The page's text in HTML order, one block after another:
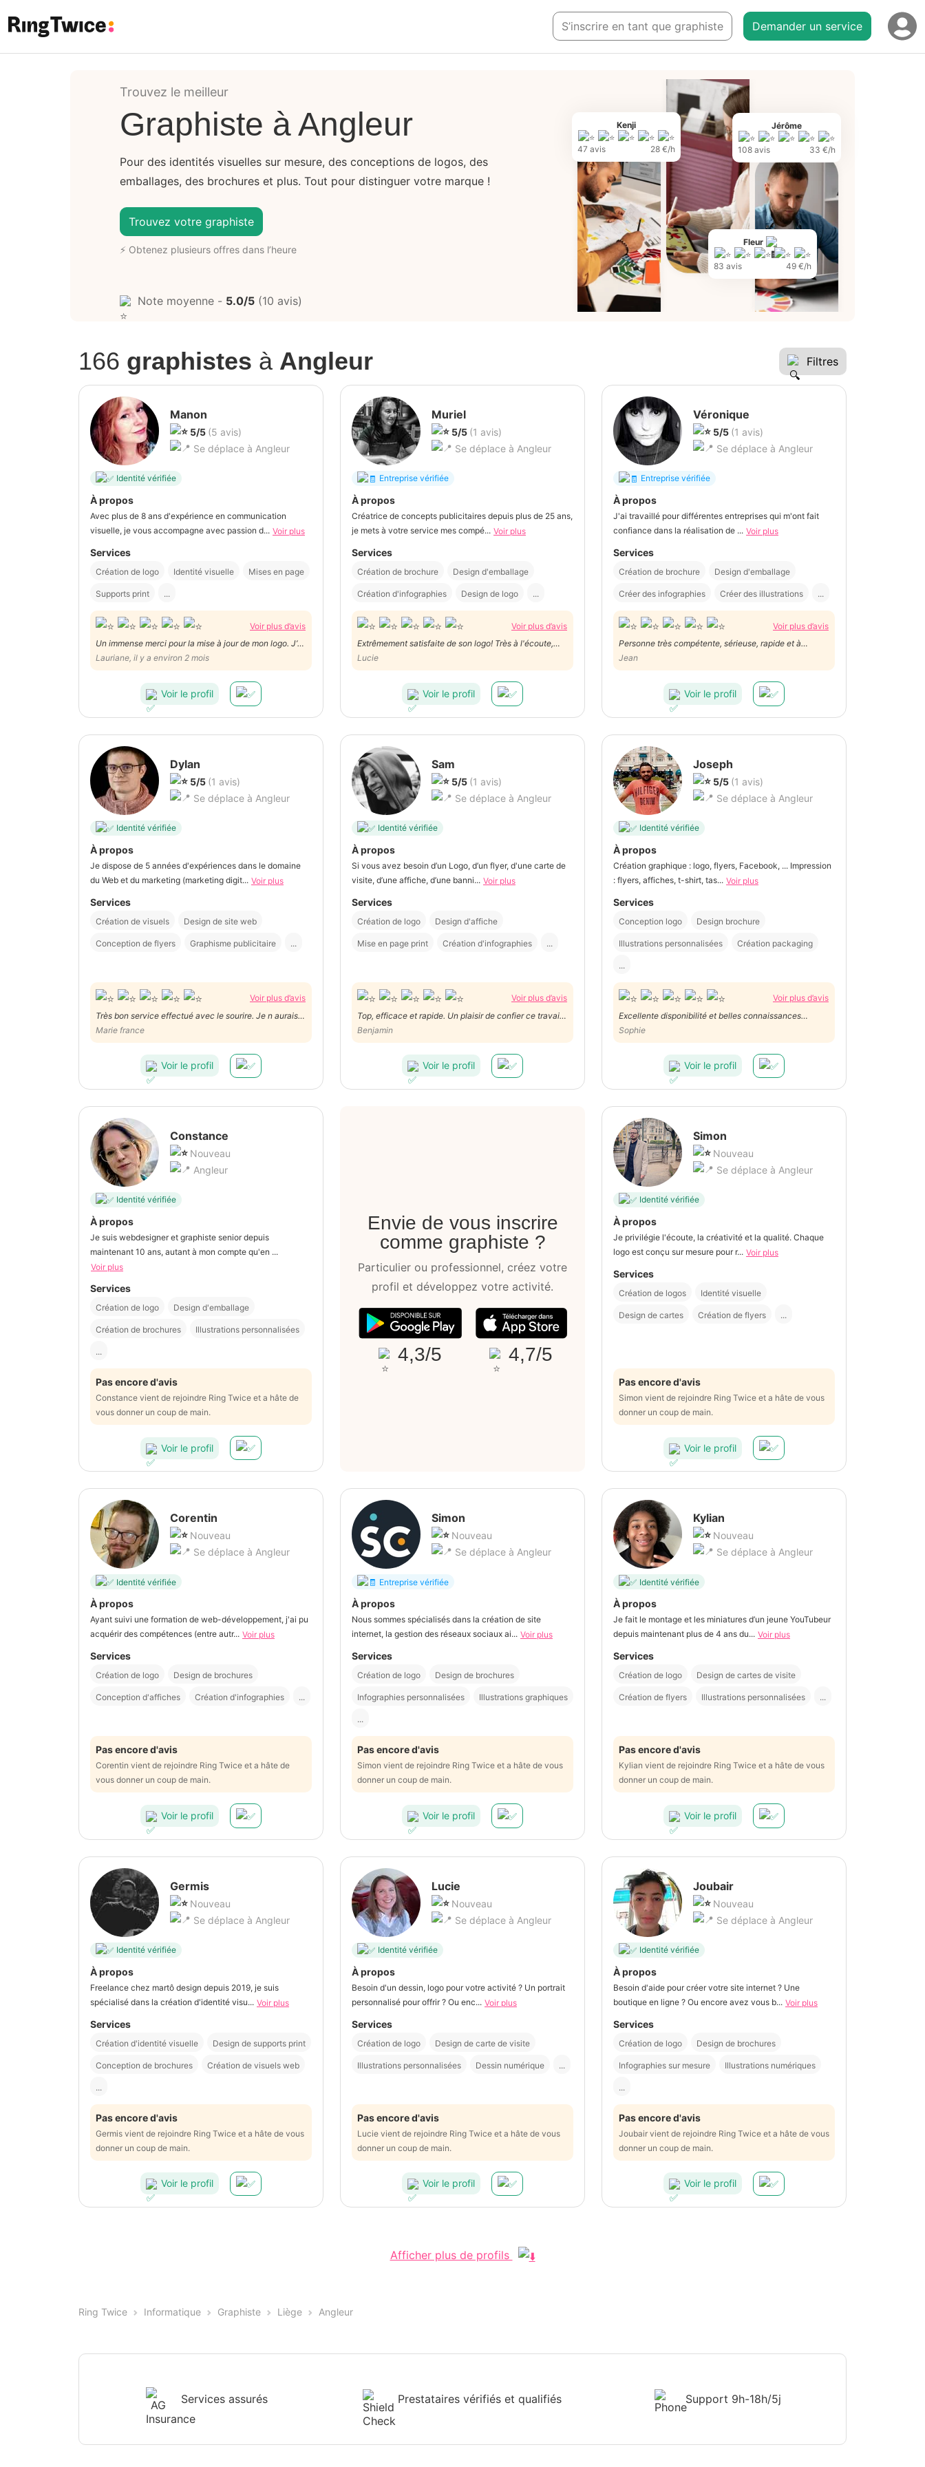
S’inscrire en tant que graphiste Demander un service
Kenji
47 avis 28 €/h
Fleur
83 avis 49 €/h
Jérôme
108 avis 33 €/h
Trouvez le meilleur
Graphiste à Angleur
Pour des identités visuelles sur mesure, des conceptions de logos, des
emballages, des brochures et plus. Tout pour distinguer votre marque !
Trouvez votre graphiste
⚡ Obtenez plusieurs offres dans l’heure
Note moyenne - 5.0/5 (10 avis)
166 graphistes à Angleur Filtres
Manon
5/5 (5 avis)
Se déplace à Angleur
Identité vérifiée
À propos
Avec plus de 8 ans d'expérience en communication
visuelle, je vous accompagne avec passion d... Voir plus
Services
Création de logo Identité visuelle Mises en page
Supports print ...
Voir plus d’avis
Un immense merci pour la mise à jour de mon logo. J’ai
adoré l’accompagnement, l’écoute et la créativité dont
Manon a fait preuve. Le résultat est exactement ce
que j’espérais.
Lauriane, il y a environ 2 mois
Voir le profil
Muriel
5/5 (1 avis)
Se déplace à Angleur
Entreprise vérifiée
À propos
Créatrice de concepts publicitaires depuis plus de 25 ans,
je mets à votre service mes compé... Voir plus
Services
Création de brochure Design d'emballage
Création d'infographies Design de logo ...
Voir plus d’avis
Extrêmement satisfaite de son logo! Très à l'écoute,
toujours de bons conseils
Lucie
Voir le profil
Véronique
5/5 (1 avis)
Se déplace à Angleur
Entreprise vérifiée
À propos
J'ai travaillé pour différentes entreprises qui m'ont fait
confiance dans la réalisation de ... Voir plus
Services
Création de brochure Design d'emballage
Créer des infographies Créer des illustrations ...
Voir plus d’avis
Personne très compétente, sérieuse, rapide et à
l'écoute du client.
Jean
Voir le profil
Dylan
5/5 (1 avis)
Se déplace à Angleur
Identité vérifiée
À propos
Je dispose de 5 années d'expériences dans le domaine
du Web et du marketing (marketing digit... Voir plus
Services
Création de visuels Design de site web
Conception de flyers Graphisme publicitaire ...
Voir plus d’avis
Très bon service effectué avec le sourire. Je n aurais
jamais pu m en sortir sans lui.
Marie france
Voir le profil
Sam
5/5 (1 avis)
Se déplace à Angleur
Identité vérifiée
À propos
Si vous avez besoin d’un Logo, d’un flyer, d'une carte de
visite, d’une affiche, d’une banni... Voir plus
Services
Création de logo Design d'affiche
Mise en page print Création d'infographies ...
Voir plus d’avis
Top, efficace et rapide. Un plaisir de confier ce travail
à Sam. Merci
Benjamin
Voir le profil
Joseph
5/5 (1 avis)
Se déplace à Angleur
Identité vérifiée
À propos
Création graphique : logo, flyers, Facebook, ... Impression
: flyers, affiches, t-shirt, tas... Voir plus
Services
Conception logo Design brochure
Illustrations personnalisées Création packaging
...
Voir plus d’avis
Excellente disponibilité et belles connaissances
techniques, merci!
Sophie
Voir le profil
Constance
Nouveau
Angleur
Identité vérifiée
À propos
Je suis webdesigner et graphiste senior depuis
maintenant 10 ans, autant à mon compte qu'en ...
Voir plus
Services
Création de logo Design d'emballage
Création de brochures Illustrations personnalisées
...
Pas encore d'avis
Constance vient de rejoindre Ring Twice et a hâte de
vous donner un coup de main.
Voir le profil
Envie de vous inscrire
comme graphiste ?
Particulier ou professionnel, créez votre
profil et développez votre activité.
4,3/5 4,7/5
Simon
Nouveau
Se déplace à Angleur
Identité vérifiée
À propos
Je privilégie l'écoute, la créativité et la qualité. Chaque
logo est conçu sur mesure pour r... Voir plus
Services
Création de logos Identité visuelle
Design de cartes Création de flyers ...
Pas encore d'avis
Simon vient de rejoindre Ring Twice et a hâte de vous
donner un coup de main.
Voir le profil
Corentin
Nouveau
Se déplace à Angleur
Identité vérifiée
À propos
Ayant suivi une formation de web-développement, j'ai pu
acquérir des compétences (entre autr... Voir plus
Services
Création de logo Design de brochures
Conception d'affiches Création d'infographies ...
Pas encore d'avis
Corentin vient de rejoindre Ring Twice et a hâte de
vous donner un coup de main.
Voir le profil
Simon
Nouveau
Se déplace à Angleur
Entreprise vérifiée
À propos
Nous sommes spécialisés dans la création de site
internet, la gestion des réseaux sociaux ai... Voir plus
Services
Création de logo Design de brochures
Infographies personnalisées Illustrations graphiques
...
Pas encore d'avis
Simon vient de rejoindre Ring Twice et a hâte de vous
donner un coup de main.
Voir le profil
Kylian
Nouveau
Se déplace à Angleur
Identité vérifiée
À propos
Je fait le montage et les miniatures d’un jeune YouTubeur
depuis maintenant plus de 4 ans du... Voir plus
Services
Création de logo Design de cartes de visite
Création de flyers Illustrations personnalisées ...
Pas encore d'avis
Kylian vient de rejoindre Ring Twice et a hâte de vous
donner un coup de main.
Voir le profil
Germis
Nouveau
Se déplace à Angleur
Identité vérifiée
À propos
Freelance chez martô design depuis 2019, je suis
spécialisé dans la création d'identité visu... Voir plus
Services
Création d'identité visuelle Design de supports print
Conception de brochures Création de visuels web
...
Pas encore d'avis
Germis vient de rejoindre Ring Twice et a hâte de vous
donner un coup de main.
Voir le profil
Lucie
Nouveau
Se déplace à Angleur
Identité vérifiée
À propos
Besoin d'un dessin, logo pour votre activité ? Un portrait
personnalisé pour offrir ? Ou enc... Voir plus
Services
Création de logo Design de carte de visite
Illustrations personnalisées Dessin numérique ...
Pas encore d'avis
Lucie vient de rejoindre Ring Twice et a hâte de vous
donner un coup de main.
Voir le profil
Joubair
Nouveau
Se déplace à Angleur
Identité vérifiée
À propos
Besoin d'aide pour créer votre site internet ? Une
boutique en ligne ? Ou encore avez vous b... Voir plus
Services
Création de logo Design de brochures
Infographies sur mesure Illustrations numériques
...
Pas encore d'avis
Joubair vient de rejoindre Ring Twice et a hâte de vous
donner un coup de main.
Voir le profil
Afficher plus de profils
Ring Twice Informatique Graphiste Liège Angleur
Services assurés Prestataires vérifiés et qualifiés Support 9h-18h/5j